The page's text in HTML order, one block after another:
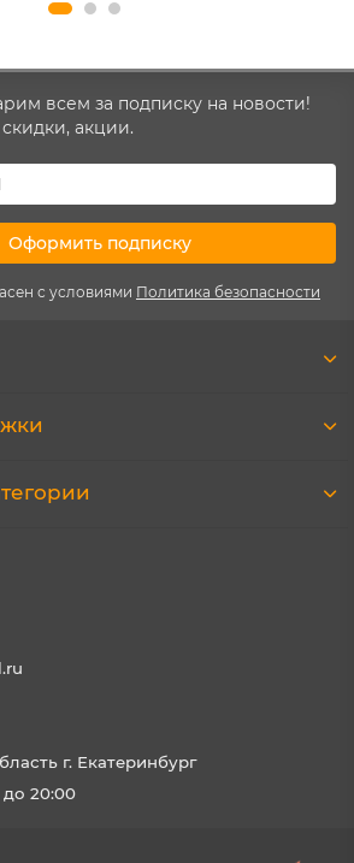
всем за подписку на новости!
акции.
Оформить подписку
с условиями Политика безопасности
г. Екатеринбург
20:00